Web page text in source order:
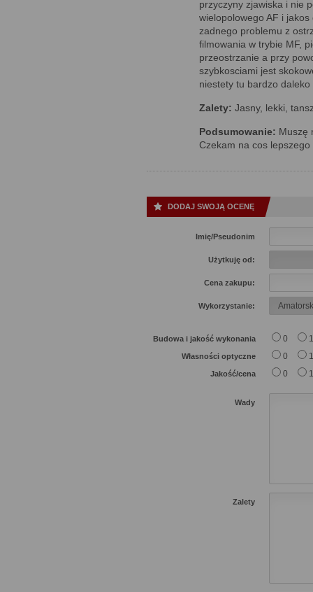
przyczyny zjawiska i nie
wielopolowego AF i
zadnego problemu z
filmowania w trybie MF,
przeostrzanie a przy
szybkosciami jest
niestety tu bardzo
Zalety: Jasny, lekki,
Podsumowanie: Muszę
Czekam na cos
DODAJ SWOJĄ OCENĘ
Imię/Pseudonim
Użytkuję od:
Cena zakupu:
Wykorzystanie:
Budowa i jakość wykonania 0 1
Własności optyczne 0 1
Jakość/cena 0 1
Wady
Zalety